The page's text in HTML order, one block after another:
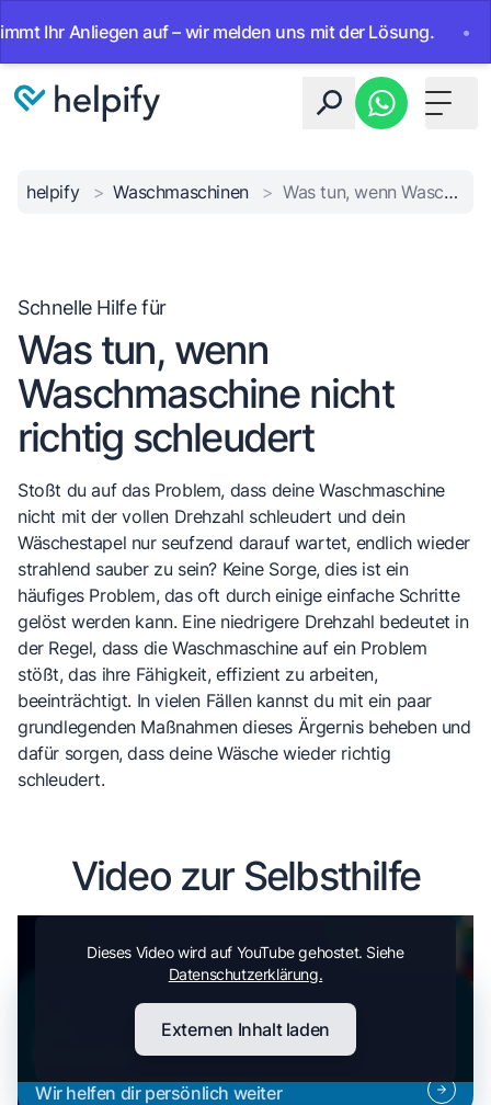
Anliegen auf – wir melden uns mit der Lösung. • Ab
Toggle
helpify > Waschmaschinen > Was tun, wenn Waschmaschine nicht richtig schleudert
Schnelle Hilfe für
Was tun, wenn
Waschmaschine nicht
richtig schleudert
Stoßt du auf das Problem, dass deine Waschmaschine
nicht mit der vollen Drehzahl schleudert und dein
Wäschestapel nur seufzend darauf wartet, endlich wieder
strahlend sauber zu sein? Keine Sorge, dies ist ein
häufiges Problem, das oft durch einige einfache Schritte
gelöst werden kann. Eine niedrigere Drehzahl bedeutet in
der Regel, dass die Waschmaschine auf ein Problem
stößt, das ihre Fähigkeit, effizient zu arbeiten,
beeinträchtigt. In vielen Fällen kannst du mit ein paar
grundlegenden Maßnahmen dieses Ärgernis beheben und
dafür sorgen, dass deine Wäsche wieder richtig
schleudert.
Video zur Selbsthilfe
Dieses Video wird auf YouTube gehostet. Siehe
Datenschutzerklärung.
Externen Inhalt laden
Wir helfen dir persönlich weiter